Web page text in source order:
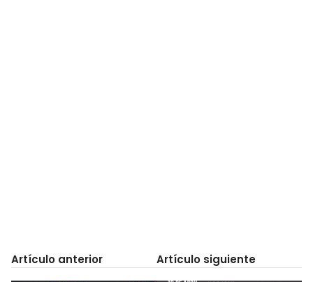
Artículo anterior Artículo siguiente